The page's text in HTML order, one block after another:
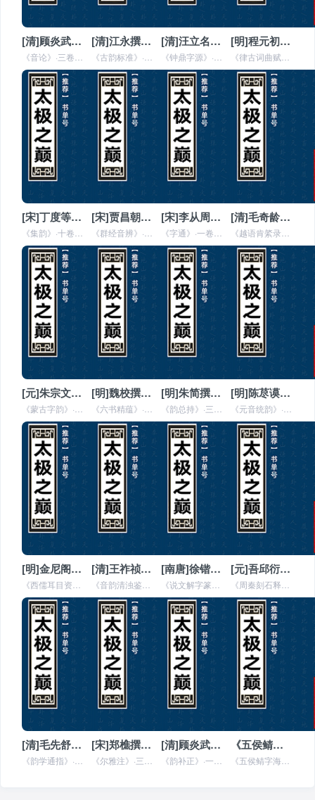
[清]顾炎武撰《音论》全文在线阅读 [清]江永撰《古韵标准》全文在线阅读 [清]汪立名编《钟鼎字源》全文在线阅读 [明]程元初撰《律古词曲赋叶韵》全文在线阅读
[宋]丁度等奉敕撰《集韵》全文在线阅读 [宋]贾昌朝撰《群经音辨》全文在线阅读 [宋]李从周撰《字通》全文在线阅读 [清]毛奇龄撰《越语肯綮录》全文在线阅读
[元]朱宗文撰《蒙古字韵》全文在线阅读 [明]魏校撰《六书精蕴》全文在线阅读 [明]朱简撰《韵总持》全文在线阅读 [明]陈荩谟撰《元音统韵》全文在线阅读
[明]金尼阁撰《西儒耳目资》全文在线阅读 [清]王祚祯撰《音韵清浊鉴》全文在线阅读 [南唐]徐锴撰《说文解字篆韵谱》全文在线阅读 [元]吾邱衍撰《周秦刻石释音》全文在线阅读
[清]毛先舒撰《韵学通指》全文在线阅读 [宋]郑樵撰《尔雅注》全文在线阅读 [清]顾炎武撰《韵补正》全文在线阅读 《五侯鲭字海》全文在线阅读